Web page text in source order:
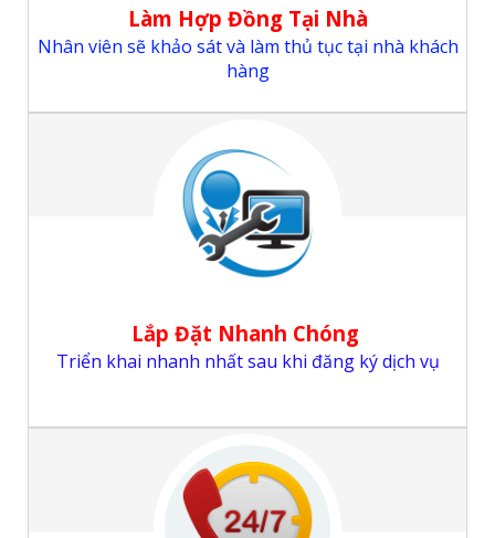
Làm Hợp Đồng Tại Nhà
Nhân viên sẽ khảo sát và làm thủ tục tại nhà khách
hàng
Lắp Đặt Nhanh Chóng
Triển khai nhanh nhất sau khi đăng ký dịch vụ